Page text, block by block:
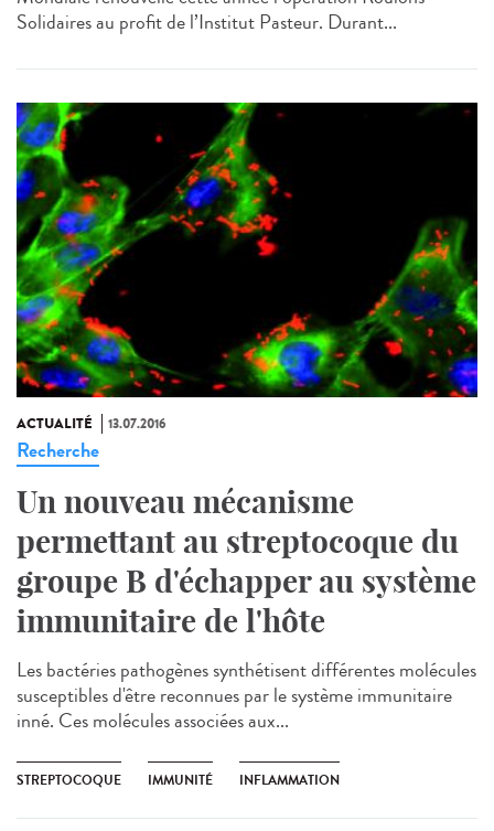
Solidaires au profit de l’Institut Pasteur. Durant...
ACTUALITÉ 13.07.2016
Recherche
Un nouveau mécanisme
permettant au streptocoque du
groupe B d'échapper au système
immunitaire de l'hôte
Les bactéries pathogènes synthétisent différentes molécules
susceptibles d'être reconnues par le système immunitaire
inné. Ces molécules associées aux...
STREPTOCOQUE IMMUNITÉ INFLAMMATION